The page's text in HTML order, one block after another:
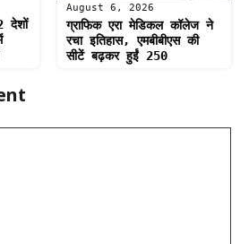
देशों
August 6, 2026
ग्राफिक एरा मेडिकल कॉलेज ने
रचा इतिहास, एमबीबीएस की
सीटें बढ़कर हुईं 250